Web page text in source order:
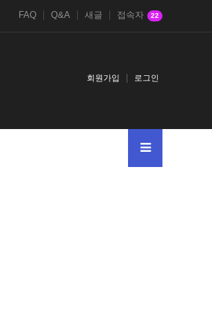
FAQ Q&A 새글 접속자 22
회원가입 로그인